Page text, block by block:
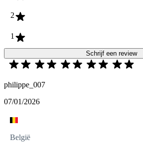
2
1
Schrijf een review
philippe_007
07/01/2026
België